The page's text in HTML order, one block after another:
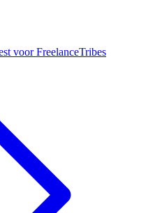
voor FreelanceTribes